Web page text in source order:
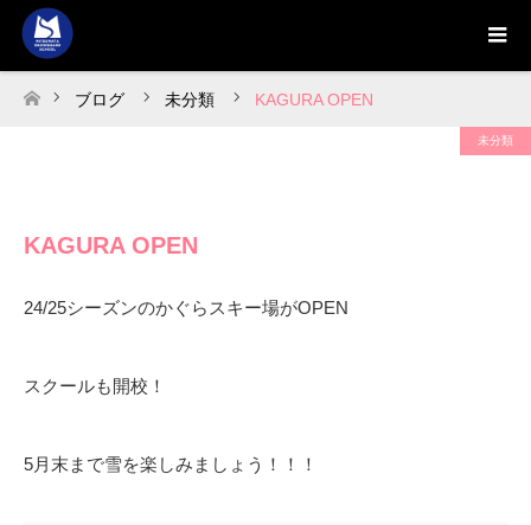
ホーム
ブログ 未分類 KAGURA OPEN
未分類
KAGURA OPEN
24/25シーズンのかぐらスキー場がOPEN
スクールも開校！
5月末まで雪を楽しみましょう！！！